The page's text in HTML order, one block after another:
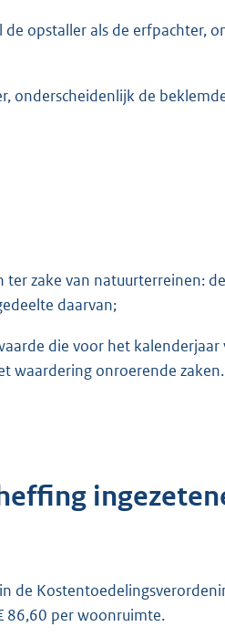
opstaller als de erfpachter,
onderscheidenlijk de
zake van natuurterreinen:
daarvan;
die voor het
waardering onroerende zaken.
de
86,60 per woonruimte.